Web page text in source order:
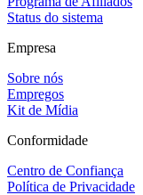
Status do sistema
Empresa
Sobre nós
Empregos
Kit de Mídia
Conformidade
Centro de Confiança
Política de Privacidade